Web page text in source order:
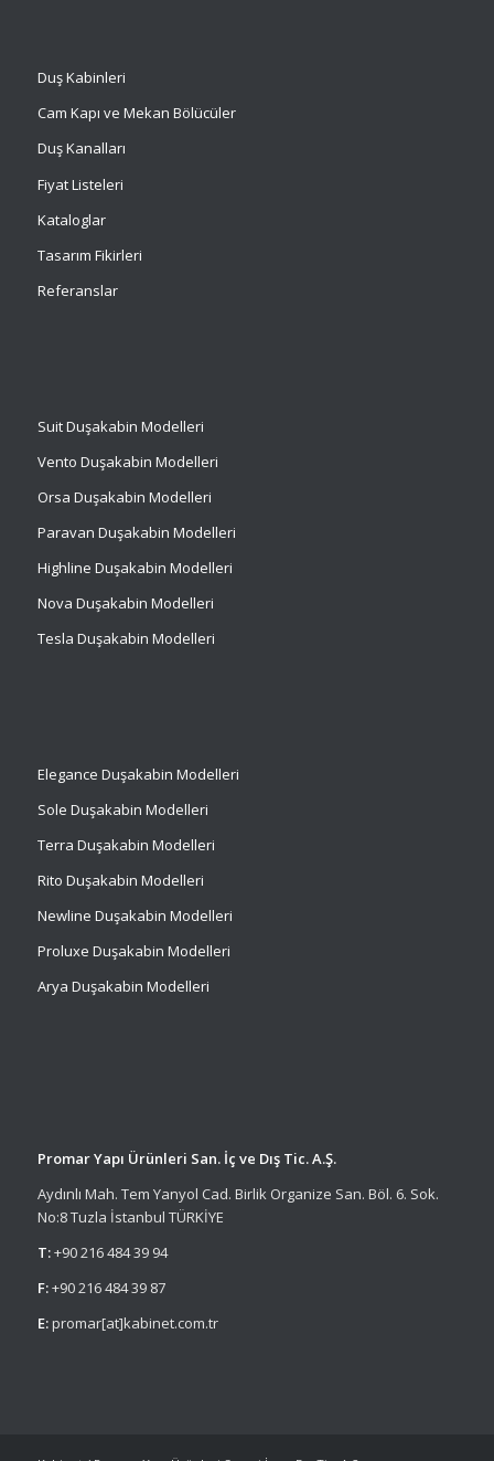
Duş Kabinleri
Cam Kapı ve Mekan Bölücüler
Duş Kanalları
Fiyat Listeleri
Kataloglar
Tasarım Fikirleri
Referanslar
SuitDuşakabin Modelleri
Vento Duşakabin Modelleri
Orsa Duşakabin Modelleri
Paravan Duşakabin Modelleri
Highline Duşakabin Modelleri
Nova Duşakabin Modelleri
Tesla Duşakabin Modelleri
Elegance Duşakabin Modelleri
Sole Duşakabin Modelleri
Terra Duşakabin Modelleri
Rito Duşakabin Modelleri
Newline Duşakabin Modelleri
Proluxe Duşakabin Modelleri
Arya Duşakabin Modelleri
Promar Yapı Ürünleri San. İç ve Dış Tic. A.Ş.
Aydınlı Mah. Tem Yanyol Cad. Birlik Organize San. Böl. 6. Sok.
No:8 Tuzla İstanbul TÜRKİYE
T:+90 216 484 39 94
F:+90 216 484 39 87
E:promar[at]kabinet.com.tr